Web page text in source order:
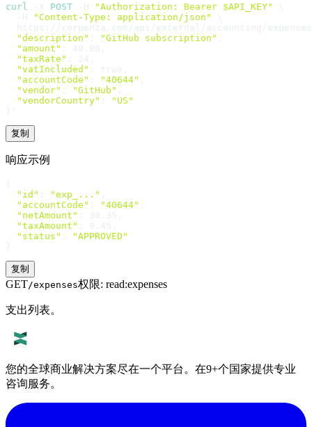
curl POST "Authorization: Bearer $API_KEY"
"Content-Type: application/json"
"description"
"GitHub subscription"
"amount"
"taxRate"
"vatIncluded"
"accountCode"
"40644"
"vendor"
"GitHub"
"vendorCountry"
"US"
复制
响应示例
"id"
"exp_..."
"accountCode"
"40644"
"netAmount"
"taxAmount"
"status"
"APPROVED"
复制
GET/expenses权限: read:expenses
支出列表。
您的全球商业解决方案尽在一个平台。在9+个国家提供专业
咨询服务。